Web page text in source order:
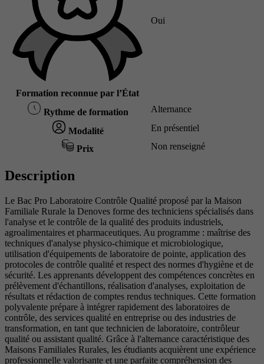
Formation reconnue par l’État
Oui
Rythme de formation Alternance
Modalité En présentiel
Prix Non renseigné
Description
Le Bac Pro Laboratoire Contrôle Qualité proposé par la Maison
Familiale Rurale la Denoves forme des techniciens spécialisés dans
l'analyse et le contrôle de la qualité des produits industriels,
agroalimentaires et pharmaceutiques. Au programme : maîtrise des
techniques d'analyse physico-chimique et microbiologique,
utilisation d'équipements de laboratoire de pointe, application des
protocoles de contrôle qualité et respect des normes d'hygiène et de
sécurité. Les apprenants développent des compétences concrètes en
prélèvement d'échantillons, réalisation d'analyses, exploitation de
résultats et rédaction de comptes rendus techniques. Cette formation
polyvalente prépare à intégrer rapidement des laboratoires de
contrôle, des services qualité en entreprise ou des industries de
transformation, en tant que technicien de laboratoire, contrôleur
qualité ou assistant qualité. Grâce à l'alternance caractéristique des
Maisons Familiales Rurales, les étudiants acquièrent une expérience
professionnelle valorisante et une parfaite compréhension des